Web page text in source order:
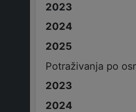
Potraživanja po